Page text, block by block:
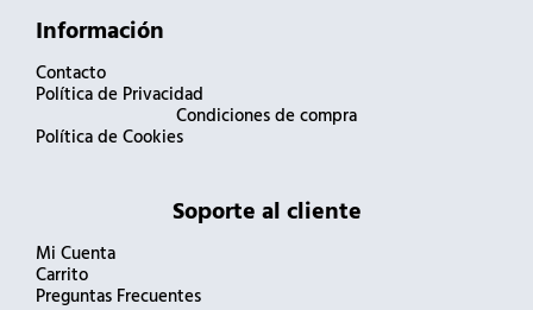
Información
Contacto
Política de Privacidad
Condiciones de compra
Política de Cookies
Soporte al cliente
Mi Cuenta
Carrito
Preguntas Frecuentes